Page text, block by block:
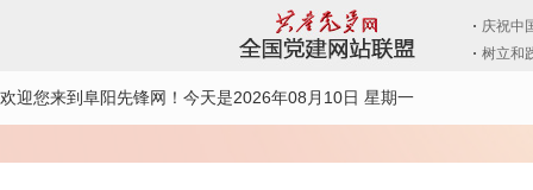
欢迎您来到阜阳先锋网！ 今天是2026年08月10日 星期一